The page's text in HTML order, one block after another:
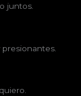
juntos.